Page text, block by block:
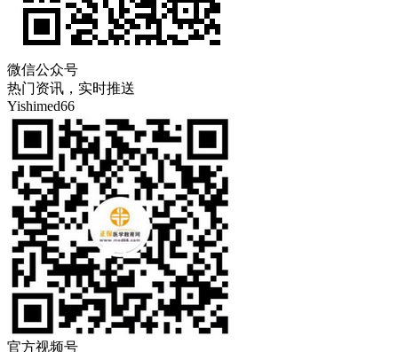
微信公众号
热门资讯，实时推送
Yishimed66
官方视频号